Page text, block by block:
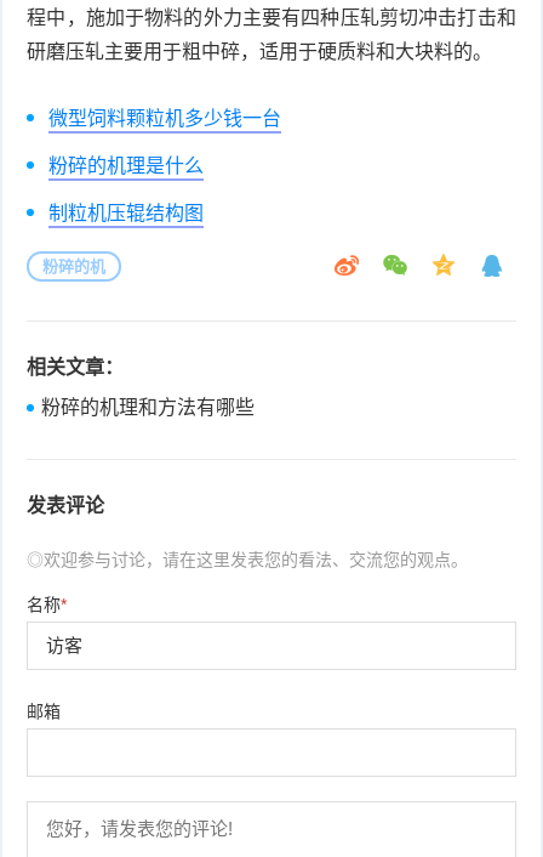
程中，施加于物料的外力主要有四种压轧剪切冲击打击和
研磨压轧主要用于粗中碎，适用于硬质料和大块料的。
微型饲料颗粒机多少钱一台
粉碎的机理是什么
制粒机压辊结构图
粉碎的机
相关文章：
粉碎的机理和方法有哪些
发表评论
◎欢迎参与讨论，请在这里发表您的看法、交流您的观点。
名称*
邮箱